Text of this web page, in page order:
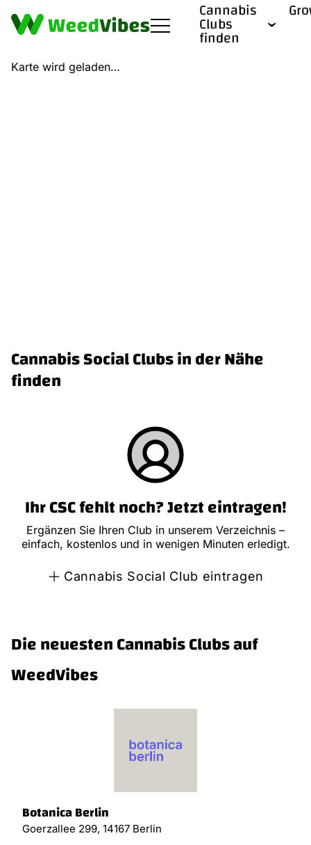
Cannabis
Clubs
finden
Karte wird geladen…
Cannabis Social Clubs in der Nähe
finden
Ihr CSC fehlt noch? Jetzt eintragen!
Ergänzen Sie Ihren Club in unserem Verzeichnis –
einfach, kostenlos und in wenigen Minuten erledigt.
Cannabis Social Club eintragen
Die neuesten Cannabis Clubs auf
WeedVibes
Botanica Berlin
Goerzallee 299, 14167 Berlin